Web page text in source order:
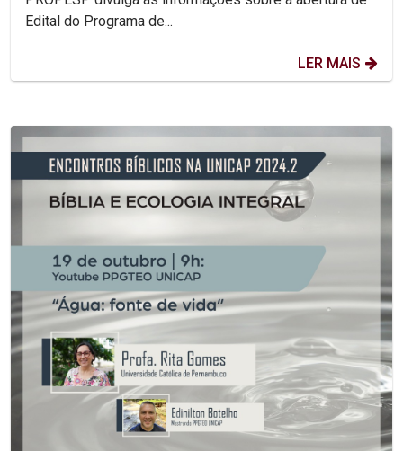
Edital do Programa de...
LER MAIS